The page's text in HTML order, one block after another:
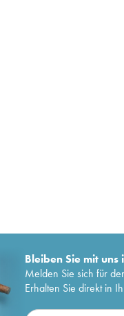
Bleiben Sie mit uns
Melden Sie sich für
Erhalten Sie direkt in